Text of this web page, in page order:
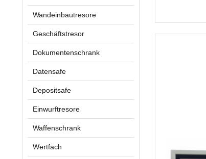
Wandeinbautresore
Geschäftstresor
Dokumentenschrank
Datensafe
Depositsafe
Einwurftresore
Waffenschrank
Wertfach